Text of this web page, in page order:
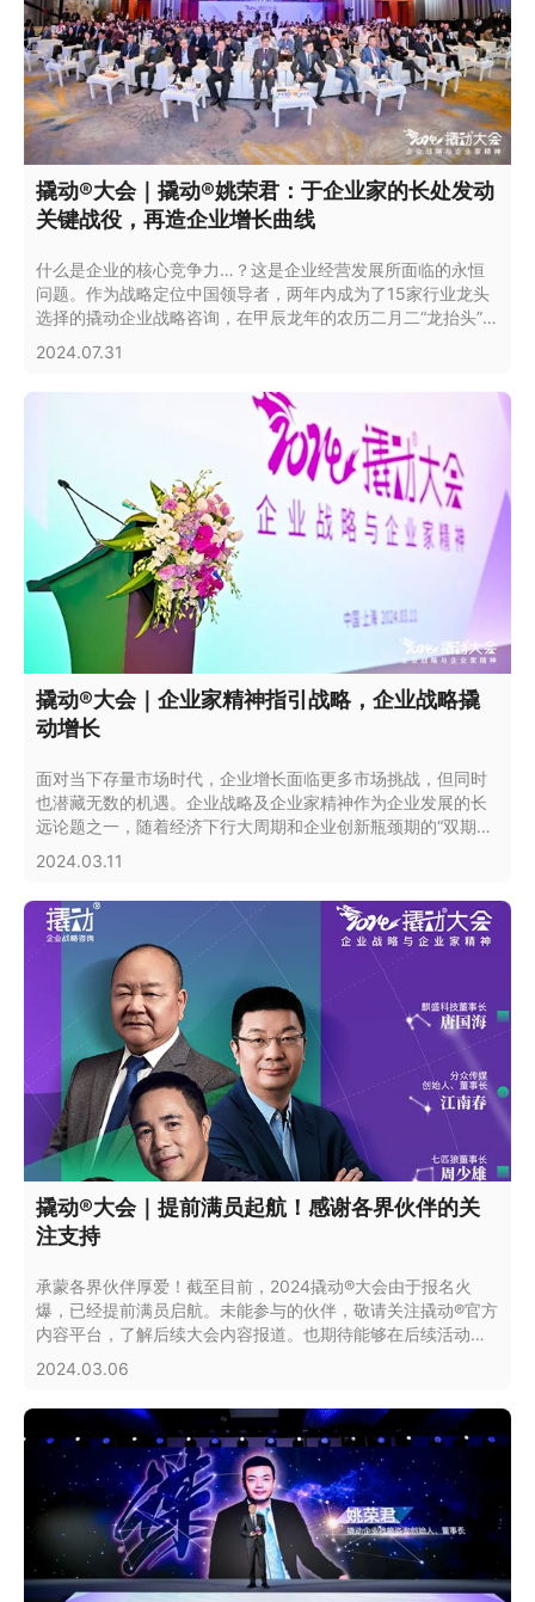
撬动®大会｜撬动®姚荣君：于企业家的长处发动
关键战役，再造企业增长曲线
什么是企业的核心竞争力…？这是企业经营发展所面临的永恒
问题。作为战略定位中国领导者，两年内成为了15家行业龙头
选择的撬动企业战略咨询，在甲辰龙年的农历二月二“龙抬头”吉
日举行了2024撬动®大会。
2024.07.31
撬动®大会｜企业家精神指引战略，企业战略撬
动增长
面对当下存量市场时代，企业增长面临更多市场挑战，但同时
也潜藏无数的机遇。企业战略及企业家精神作为企业发展的长
远论题之一，随着经济下行大周期和企业创新瓶颈期的“双期叠
加”，显得愈发重要。
2024.03.11
撬动®大会｜提前满员起航！感谢各界伙伴的关
注支持
承蒙各界伙伴厚爱！截至目前，2024撬动®大会由于报名火
爆，已经提前满员启航。未能参与的伙伴，敬请关注撬动®官方
内容平台，了解后续大会内容报道。也期待能够在后续活动中
与您会面。
2024.03.06